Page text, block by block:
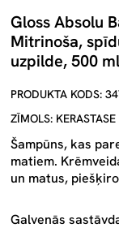
Gloss Absolu
Mitrinoša,
uzpilde, 500 ml
PRODUKTA KODS:
ZĪMOLS: KERASTASE
Šampūns, kas
matiem.
un matus,
Galvenās